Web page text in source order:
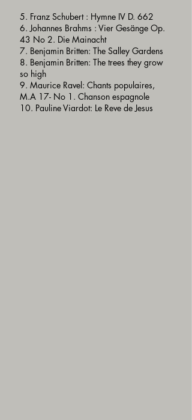
5. Franz Schubert : Hymne IV D. 662
6. Johannes Brahms : Vier Gesänge Op.
43 No 2. Die Mainacht
7. Benjamin Britten: The Salley Gardens
8. Benjamin Britten: The trees they grow
so high
9. Maurice Ravel: Chants populaires,
M.A 17- No 1. Chanson espagnole
10. Pauline Viardot: Le Reve de Jesus